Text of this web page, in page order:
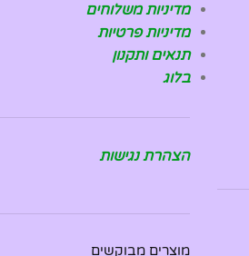
מדיניות משלוחים
מדיניות פרטיות
תנאים ותקנון
בלוג
הצהרת נגישות
מוצרים מבוקשים